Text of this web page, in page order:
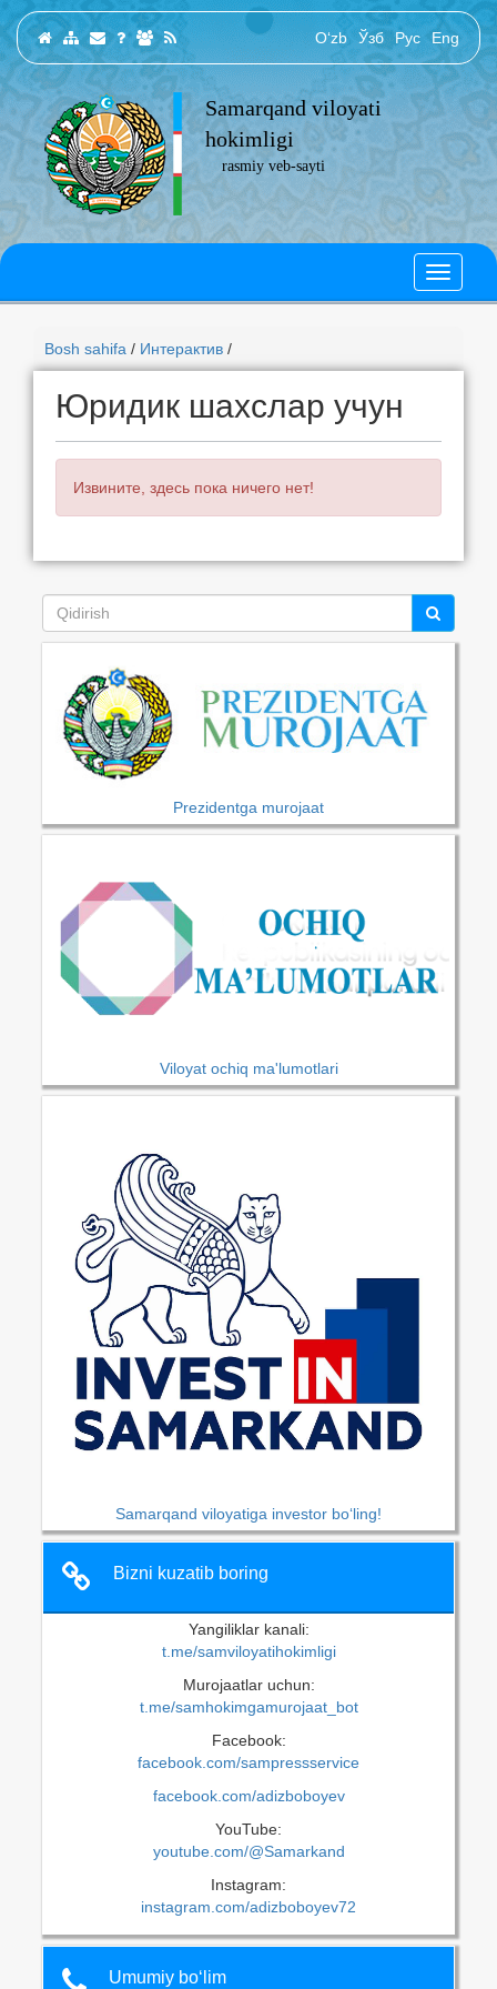
O‘zb Ўзб Рус Eng
Samarqand viloyati
hokimligi
rasmiy veb-sayti
Bosh sahifa / Интерактив /
Юридик шахслар учун
Извините, здесь пока ничего нет!
Prezidentga murojaat
Viloyat ochiq ma'lumotlari
Samarqand viloyatiga investor bo‘ling!
Bizni kuzatib boring
Yangiliklar kanali:
t.me/samviloyatihokimligi
Murojaatlar uchun:
t.me/samhokimgamurojaat_bot
Facebook:
facebook.com/sampressservice
facebook.com/adizboboyev
YouTube:
youtube.com/@Samarkand
Instagram:
instagram.com/adizboboyev72
Umumiy bo‘lim